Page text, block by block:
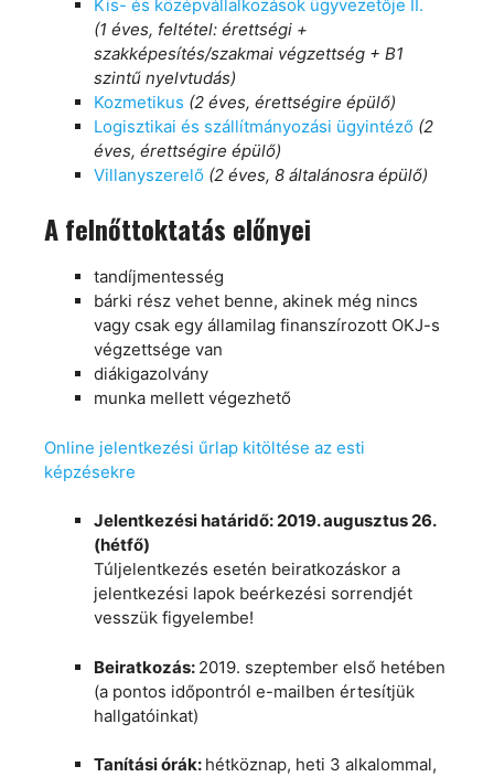
Kis- és középvállalkozások ügyvezetője II.
(1 éves, feltétel: érettségi +
szakképesítés/szakmai végzettség + B1
szintű nyelvtudás)
Kozmetikus (2 éves, érettségire épülő)
Logisztikai és szállítmányozási ügyintéző (2
éves, érettségire épülő)
Villanyszerelő (2 éves, 8 általánosra épülő)
A felnőttoktatás előnyei
tandíjmentesség
bárki rész vehet benne, akinek még nincs
vagy csak egy államilag finanszírozott OKJ-s
végzettsége van
diákigazolvány
munka mellett végezhető
Online jelentkezési űrlap kitöltése az esti
képzésekre
Jelentkezési határidő: 2019. augusztus 26.
(hétfő)
Túljelentkezés esetén beiratkozáskor a
jelentkezési lapok beérkezési sorrendjét
vesszük figyelembe!
Beiratkozás: 2019. szeptember első hetében
(a pontos időpontról e-mailben értesítjük
hallgatóinkat)
Tanítási órák: hétköznap, heti 3 alkalommal,